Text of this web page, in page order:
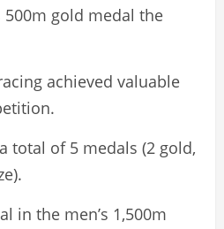
500m gold medal the
achieved valuable
total of 5 medals (2 gold,
in the men’s 1,500m